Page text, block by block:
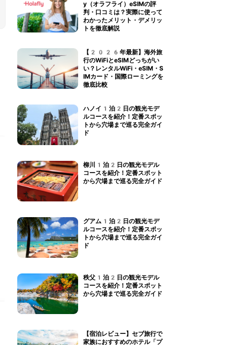
y（オラフライ）eSIMの評
判・口コミは？実際に使って
わかったメリット・デメリッ
トを徹底解説
【2026年最新】海外旅
行のWiFiとeSIMどっちがい
い？レンタルWiFi・eSIM・S
IMカード・国際ローミングを
徹底比較
ハノイ1泊2日の観光モデ
ルコースを紹介！定番スポッ
トから穴場まで巡る完全ガイ
ド
柳川1泊2日の観光モデル
コースを紹介！定番スポット
から穴場まで巡る完全ガイド
グアム1泊2日の観光モデ
ルコースを紹介！定番スポッ
トから穴場まで巡る完全ガイ
ド
秩父1泊2日の観光モデル
コースを紹介！定番スポット
から穴場まで巡る完全ガイド
【宿泊レビュー】セブ旅行で
家族におすすめのホテル「プ